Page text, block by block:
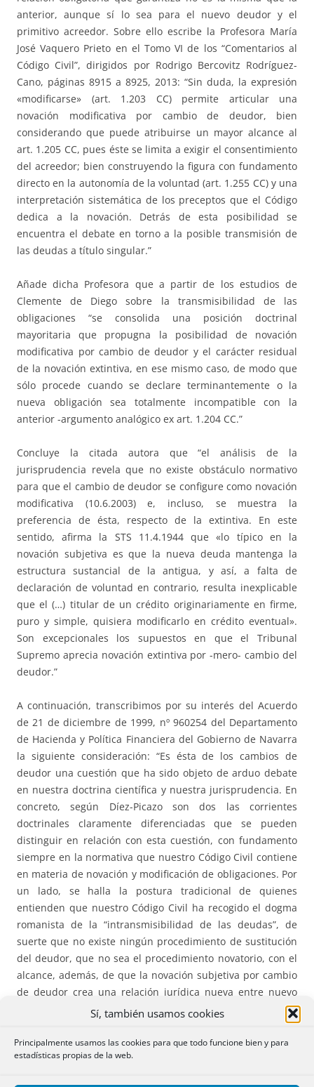
Sí, también usamos cookies
Principalmente usamos las cookies para que todo funcione bien y para
estadísticas propias de la web.
anterior, aunque sí lo sea para el nuevo deudor y el
primitivo acreedor. Sobre ello escribe la Profesora María
José Vaquero Prieto en el Tomo VI de los “Comentarios al
Código Civil”, dirigidos por Rodrigo Bercovitz Rodríguez-
Cano, páginas 8915 a 8925, 2013: “Sin duda, la expresión
«modificarse» (art. 1.203 CC) permite articular una
novación modificativa por cambio de deudor, bien
considerando que puede atribuirse un mayor alcance al
art. 1.205 CC, pues éste se limita a exigir el consentimiento
del acreedor; bien construyendo la figura con fundamento
directo en la autonomía de la voluntad (art. 1.255 CC) y una
interpretación sistemática de los preceptos que el Código
dedica a la novación. Detrás de esta posibilidad se
encuentra el debate en torno a la posible transmisión de
las deudas a título singular.”
Añade dicha Profesora que a partir de los estudios de
Clemente de Diego sobre la transmisibilidad de las
obligaciones “se consolida una posición doctrinal
mayoritaria que propugna la posibilidad de novación
modificativa por cambio de deudor y el carácter residual
de la novación extintiva, en ese mismo caso, de modo que
sólo procede cuando se declare terminantemente o la
nueva obligación sea totalmente incompatible con la
anterior -argumento analógico ex art. 1.204 CC.”
Concluye la citada autora que “el análisis de la
jurisprudencia revela que no existe obstáculo normativo
para que el cambio de deudor se configure como novación
modificativa (10.6.2003) e, incluso, se muestra la
preferencia de ésta, respecto de la extintiva. En este
sentido, afirma la STS 11.4.1944 que «lo típico en la
novación subjetiva es que la nueva deuda mantenga la
estructura sustancial de la antigua, y así, a falta de
declaración de voluntad en contrario, resulta inexplicable
que el (…) titular de un crédito originariamente en firme,
puro y simple, quisiera modificarlo en crédito eventual».
Son excepcionales los supuestos en que el Tribunal
Supremo aprecia novación extintiva por -mero- cambio del
deudor.”
A continuación, transcribimos por su interés del Acuerdo
de 21 de diciembre de 1999, nº 960254 del Departamento
de Hacienda y Política Financiera del Gobierno de Navarra
la siguiente consideración: “Es ésta de los cambios de
deudor una cuestión que ha sido objeto de arduo debate
en nuestra doctrina científica y nuestra jurisprudencia. En
concreto, según Díez-Picazo son dos las corrientes
doctrinales claramente diferenciadas que se pueden
distinguir en relación con esta cuestión, con fundamento
siempre en la normativa que nuestro Código Civil contiene
en materia de novación y modificación de obligaciones. Por
un lado, se halla la postura tradicional de quienes
entienden que nuestro Código Civil ha recogido el dogma
romanista de la “intransmisibilidad de las deudas”, de
suerte que no existe ningún procedimiento de sustitución
del deudor, que no sea el procedimiento novatorio, con el
alcance, además, de que la novación subjetiva por cambio
de deudor crea una relación jurídica nueva entre nuevo
deudor y acreedor y extingue la relación jurídica anterior.
Frente a esta postura tradicional se ha ido abriendo, sin
embargo, camino la opinión de quienes propugnan la idea
de la transmisibilidad de las obligaciones observada desde